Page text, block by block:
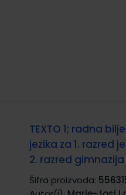
TEXTO 1; radna
jezika za 1. razred
2. razred gimnazija
Šifra proizvoda: